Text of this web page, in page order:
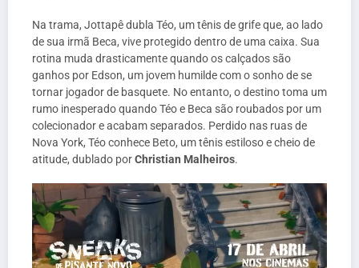
Na trama, Jottapê dubla Téo, um tênis de grife que, ao lado
de sua irmã Beca, vive protegido dentro de uma caixa. Sua
rotina muda drasticamente quando os calçados são
ganhos por Edson, um jovem humilde com o sonho de se
tornar jogador de basquete. No entanto, o destino toma um
rumo inesperado quando Téo e Beca são roubados por um
colecionador e acabam separados. Perdido nas ruas de
Nova York, Téo conhece Beto, um tênis estiloso e cheio de
atitude, dublado porChristian Malheiros.
Tocador
de
vídeo